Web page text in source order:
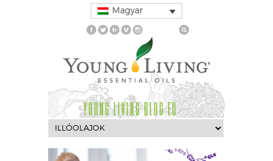
Magyar
YOUNG LIVING BLOG EU